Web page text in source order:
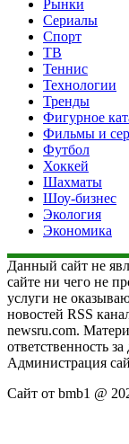
Рынки
Сериалы
Спорт
ТВ
Теннис
Технологии
Тренды
Фигурное
Фильмы и
Футбол
Хоккей
Шахматы
Шоу-бизнес
Экология
Экономика
Данный сайт не
сайте ни чего не
услуги не
новостей RSS
newsru.com.
ответственность
Администрация
Сайт от bmb1 @